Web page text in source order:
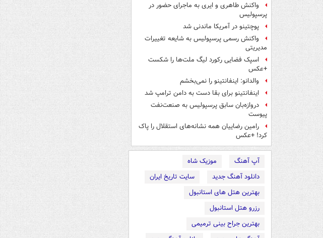
واکنش طاهری و ایری به ماجرای حضور در
پرسپولیس
پوچتینو در آمریکا ماندنی شد
واکنش رسمی پرسپولیس به شایعه تغییرات
مدیریتی
اسپک فضایی رکورد لیگ ملت‌ها را شکست
+عکس
والدانو: اینفانتینو را نمی‌بخشم
اینفانتینو برای بقا دست به دامن ترامپ شد
دروازه‌بان سابق پرسپولیس به صنعت‌نفت
پیوست
رامین رضاییان همه نشانه‌های استقلال را پاک
کرد! +عکس
آپ آهنگ
موزیک شاه
دانلود آهنگ جدید
سایت تاریخ ایران
بهترین هتل های استانبول
رزرو هتل استانبول
بهترین جراح بینی ترمیمی